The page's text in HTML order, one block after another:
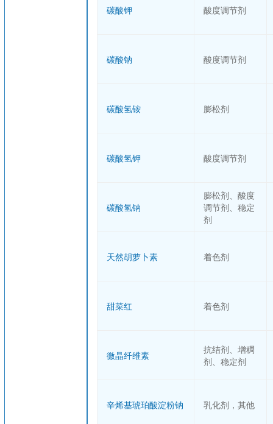
碳酸钾 酸度调节剂
碳酸钠 酸度调节剂
碳酸氢铵 膨松剂
碳酸氢钾 酸度调节剂
碳酸氢钠
膨松剂、酸度
调节剂、稳定
剂
天然胡萝卜素 着色剂
甜菜红 着色剂
微晶纤维素
抗结剂、增稠
剂、稳定剂
辛烯基琥珀酸淀粉钠 乳化剂，其他